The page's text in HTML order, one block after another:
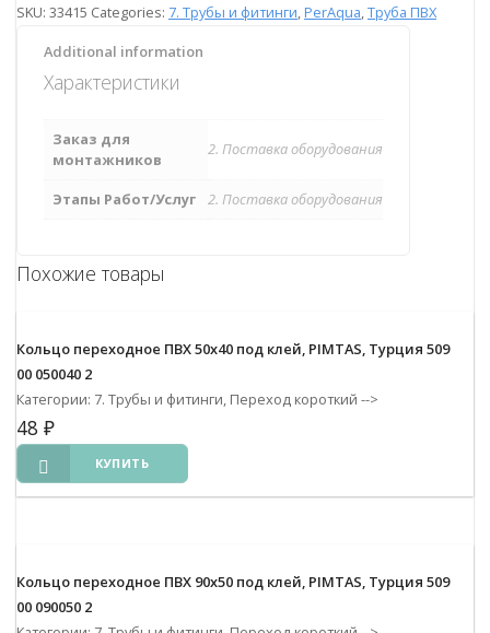
SKU: 33415 Categories: 7. Трубы и фитинги, PerAqua,Труба ПВХ
Additional information
Характеристики
Заказ для
монтажников
2. Поставка оборудования
Этапы Работ/Услуг 2. Поставка оборудования
Похожие товары
Кольцо переходное ПВХ 50х40 под клей, PIMTAS, Турция 509
00 050040 2
Категории: 7. Трубы и фитинги, Переход короткий -->
48 ₽
КУПИТЬ
Кольцо переходное ПВХ 90х50 под клей, PIMTAS, Турция 509
00 090050 2